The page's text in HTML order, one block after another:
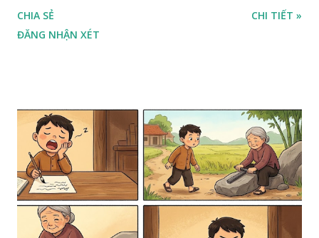
CHIA SẺ
ĐĂNG NHẬN XÉT
CHI TIẾT »